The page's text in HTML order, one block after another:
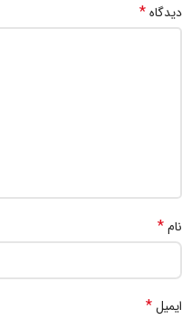
دیدگاه*
نام*
ایمیل*